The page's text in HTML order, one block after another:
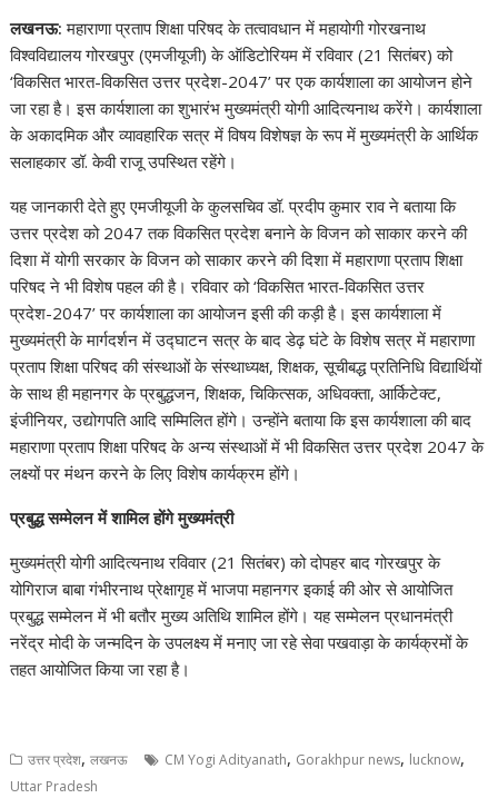
at
s
A
p
e
b
o
o
k
el
e
gr
a
m
n
k
e
dI
n
nt
er
e
st
d
di
t
n
a
p
c
h
at
p
y
Li
n
ar
e
लखनऊ:महाराणा प्रताप शिक्षा परिषद के तत्वावधान में महायोगी गोरखनाथ
विश्वविद्यालय गोरखपुर (एमजीयूजी) के ऑडिटोरियम में रविवार (21 सितंबर) को
‘विकसित भारत-विकसित उत्तर प्रदेश-2047’ पर एक कार्यशाला का आयोजन होने
जा रहा है। इस कार्यशाला का शुभारंभ मुख्यमंत्री योगी आदित्यनाथ करेंगे। कार्यशाला
के अकादमिक और व्यावहारिक सत्र में विषय विशेषज्ञ के रूप में मुख्यमंत्री के आर्थिक
सलाहकार डॉ. केवी राजू उपस्थित रहेंगे।
यह जानकारी देते हुए एमजीयूजी के कुलसचिव डॉ. प्रदीप कुमार राव ने बताया कि
उत्तर प्रदेश को 2047 तक विकसित प्रदेश बनाने के विजन को साकार करने की
दिशा में योगी सरकार के विजन को साकार करने की दिशा में महाराणा प्रताप शिक्षा
परिषद ने भी विशेष पहल की है। रविवार को ‘विकसित भारत-विकसित उत्तर
प्रदेश-2047’ पर कार्यशाला का आयोजन इसी की कड़ी है। इस कार्यशाला में
मुख्यमंत्री के मार्गदर्शन में उद्घाटन सत्र के बाद डेढ़ घंटे के विशेष सत्र में महाराणा
प्रताप शिक्षा परिषद की संस्थाओं के संस्थाध्यक्ष, शिक्षक, सूचीबद्ध प्रतिनिधि विद्यार्थियों
के साथ ही महानगर के प्रबुद्धजन, शिक्षक, चिकित्सक, अधिवक्ता, आर्किटेक्ट,
इंजीनियर, उद्योगपति आदि सम्मिलित होंगे। उन्होंने बताया कि इस कार्यशाला की बाद
महाराणा प्रताप शिक्षा परिषद के अन्य संस्थाओं में भी विकसित उत्तर प्रदेश 2047 के
लक्ष्यों पर मंथन करने के लिए विशेष कार्यक्रम होंगे।
प्रबुद्ध सम्मेलन में शामिल होंगे मुख्यमंत्री
मुख्यमंत्री योगी आदित्यनाथ रविवार (21 सितंबर) को दोपहर बाद गोरखपुर के
योगिराज बाबा गंभीरनाथ प्रेक्षागृह में भाजपा महानगर इकाई की ओर से आयोजित
प्रबुद्ध सम्मेलन में भी बतौर मुख्य अतिथि शामिल होंगे। यह सम्मेलन प्रधानमंत्री
नरेंद्र मोदी के जन्मदिन के उपलक्ष्य में मनाए जा रहे सेवा पखवाड़ा के कार्यक्रमों के
तहत आयोजित किया जा रहा है।
उत्तर प्रदेश,लखनऊ CM Yogi Adityanath, Gorakhpur news, lucknow,
Uttar Pradesh